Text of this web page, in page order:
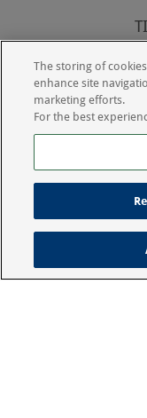
Vi tar gjerne
denne
kan
post
Copyright
The storing of
enhance site
marketing efforts.
For the best